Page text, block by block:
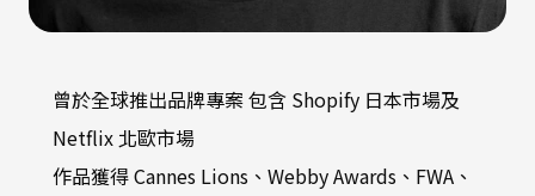
曾於全球推出品牌專案 包含 Shopify 日本市場及
Netflix 北歐市場
作品獲得 Cannes Lions、Webby Awards、FWA、